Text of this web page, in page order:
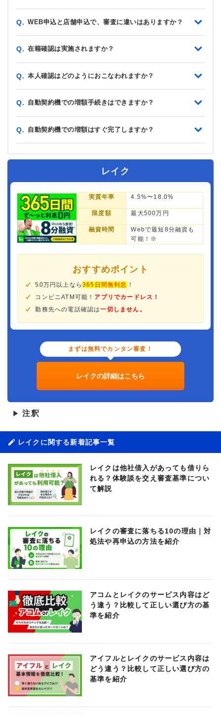
Q. WEB申込と店舗申込で、審査に違いはありますか？
Q. 在籍確認は実施されますか？
Q. 本人確認はどのようにおこなわれますか？
Q. 自動契約機での増額手続きはできますか？
Q. 自動契約機での増額はすぐ完了しますか？
レイク
実質年率 4.5%〜18.0%
限度額 最大500万円
融資時間
Webで最短8分融資も
可能！※
おすすめポイント
50万円以上なら365日間無利息
！
コンビニATM可能！ アプリでカードレス！
勤務先への電話確認は一切しません。
まずは無料でカンタン審査！
レイクの詳細はこちら
▶ 注釈
レイクに関する新着記事一覧
レイクは他社借入があっても借りら
れる？体験談を交え審査基準につい
て解説
レイクの審査に落ちる10の理由｜対
処法や再申込の方法を紹介
アコムとレイクのサービス内容はど
う違う？比較して正しい選び方の基
準を紹介
アイフルとレイクのサービス内容は
どう違う？比較して正しい選び方の
基準を紹介